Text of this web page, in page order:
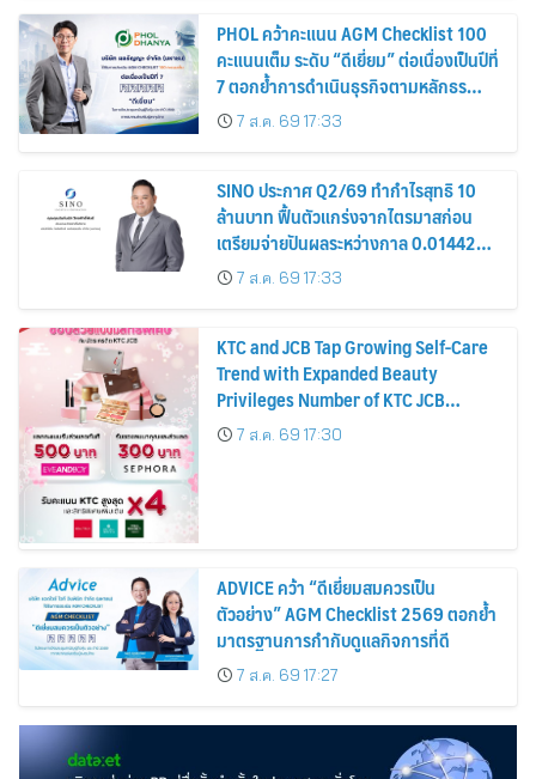
PHOL คว้าคะแนน AGM Checklist 100
คะแนนเต็ม ระดับ “ดีเยี่ยม” ต่อเนื่องเป็นปีที่
7 ตอกย้ำการดำเนินธุรกิจตามหลักธร
รมาภิบาล โปร่งใส สร้างความเชื่อมั่นผู้ถือ
หุ้น
7 ส.ค. 69 17:33
SINO ประกาศ Q2/69 ทำกำไรสุทธิ 10
ล้านบาท ฟื้นตัวแกร่งจากไตรมาสก่อน
เตรียมจ่ายปันผลระหว่างกาล 0.014423
บาทต่อหุ้น ครึ่งปีหลังมุ่งเติบโตต่อเนื่อง
7 ส.ค. 69 17:33
KTC and JCB Tap Growing Self-Care
Trend with Expanded Beauty
Privileges Number of KTC JCB
Cardmembers Spending on
Cosmetics Rises 26%
7 ส.ค. 69 17:30
ADVICE คว้า “ดีเยี่ยมสมควรเป็น
ตัวอย่าง” AGM Checklist 2569 ตอกย้ำ
มาตรฐานการกำกับดูแลกิจการที่ดี
7 ส.ค. 69 17:27